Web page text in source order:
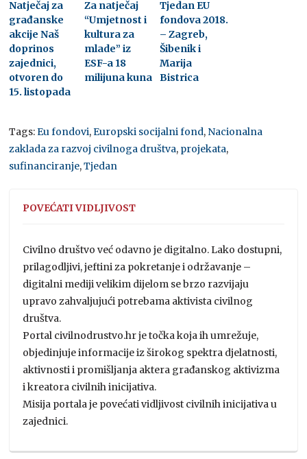
Natječaj za
građanske
akcije Naš
doprinos
zajednici,
otvoren do
15. listopada
Za natječaj
“Umjetnost i
kultura za
mlade” iz
ESF-a 18
milijuna kuna
Tjedan EU
fondova 2018.
– Zagreb,
Šibenik i
Marija
Bistrica
Tags:Eu fondovi,Europski socijalni fond, Nacionalna
zaklada za razvoj civilnoga društva, projekata,
sufinanciranje,Tjedan
POVEĆATI VIDLJIVOST
Civilno društvo već odavno je digitalno. Lako dostupni,
prilagodljivi, jeftini za pokretanje i održavanje –
digitalni mediji velikim dijelom se brzo razvijaju
upravo zahvaljujući potrebama aktivista civilnog
društva.
Portal civilnodrustvo.hr je točka koja ih umrežuje,
objedinjuje informacije iz širokog spektra djelatnosti,
aktivnosti i promišljanja aktera građanskog aktivizma
i kreatora civilnih inicijativa.
Misija portala je povećati vidljivost civilnih inicijativa u
zajednici.